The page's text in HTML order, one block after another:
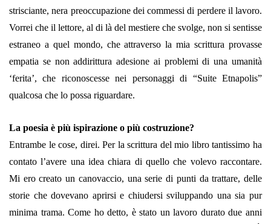
strisciante, nera preoccupazione dei commessi di perdere il lavoro.
Vorrei che il lettore, al di là del mestiere che svolge, non si sentisse
estraneo a quel mondo, che attraverso la mia scrittura provasse
empatia se non addirittura adesione ai problemi di una umanità
‘ferita’, che riconoscesse nei personaggi di “Suite Etnapolis”
qualcosa che lo possa riguardare.
La poesia è più ispirazione o più costruzione?
Entrambe le cose, direi. Per la scrittura del mio libro tantissimo ha
contato l’avere una idea chiara di quello che volevo raccontare.
Mi ero creato un canovaccio, una serie di punti da trattare, delle
storie che dovevano aprirsi e chiudersi sviluppando una sia pur
minima trama. Come ho detto, è stato un lavoro durato due anni